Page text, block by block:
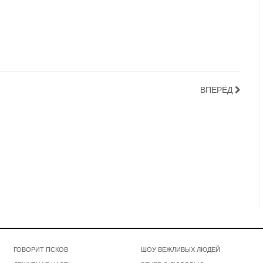
ВПЕРЁД
ГОВОРИТ ПСКОВ ШОУ ВЕЖЛИВЫХ ЛЮДЕЙ